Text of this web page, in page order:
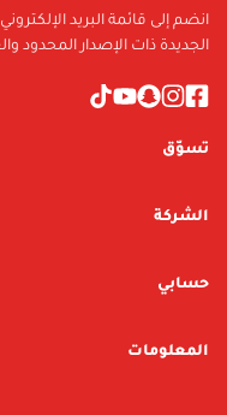
TBA
تسوّق
متجر نيوبوي
العلامات التجارية
الشركة
حسابي
المعلومات
انضم إلى قائمة البريد
الجديدة ذات الإصدار المحدود